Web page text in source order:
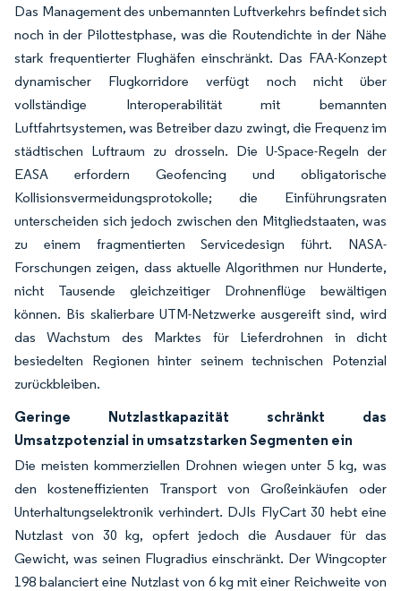
Das Management des unbemannten Luftverkehrs befindet sich
noch in der Pilottestphase, was die Routendichte in der Nähe
stark frequentierter Flughäfen einschränkt. Das FAA-Konzept
dynamischer Flugkorridore verfügt noch nicht über
vollständige Interoperabilität mit bemannten
Luftfahrtsystemen, was Betreiber dazu zwingt, die Frequenz im
städtischen Luftraum zu drosseln. Die U-Space-Regeln der
EASA erfordern Geofencing und obligatorische
Kollisionsvermeidungsprotokolle; die Einführungsraten
unterscheiden sich jedoch zwischen den Mitgliedstaaten, was
zu einem fragmentierten Servicedesign führt. NASA-
Forschungen zeigen, dass aktuelle Algorithmen nur Hunderte,
nicht Tausende gleichzeitiger Drohnenflüge bewältigen
können. Bis skalierbare UTM-Netzwerke ausgereift sind, wird
das Wachstum des Marktes für Lieferdrohnen in dicht
besiedelten Regionen hinter seinem technischen Potenzial
zurückbleiben.
Geringe Nutzlastkapazität schränkt das
Umsatzpotenzial in umsatzstarken Segmenten ein
Die meisten kommerziellen Drohnen wiegen unter 5 kg, was
den kosteneffizienten Transport von Großeinkäufen oder
Unterhaltungselektronik verhindert. DJIs FlyCart 30 hebt eine
Nutzlast von 30 kg, opfert jedoch die Ausdauer für das
Gewicht, was seinen Flugradius einschränkt. Der Wingcopter
198 balanciert eine Nutzlast von 6 kg mit einer Reichweite von